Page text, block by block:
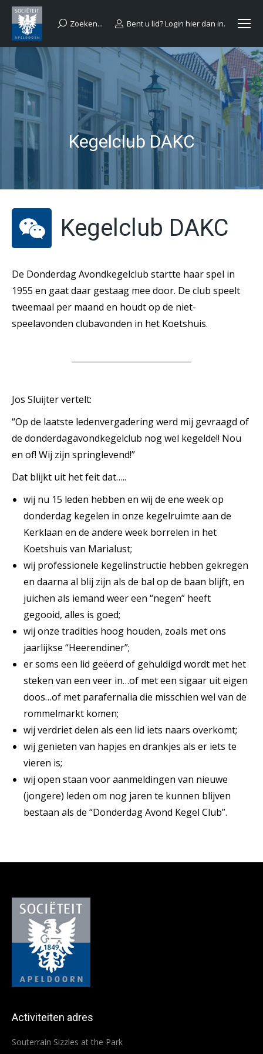
Search:
Zoeken... Bent u lid? Login hier dan in.
Kegelclub DAKC
Kegelclub DAKC
De Donderdag Avondkegelclub startte haar spel in
1955 en gaat daar gestaag mee door. De club speelt
tweemaal per maand en houdt op de niet-
speelavonden clubavonden in het Koetshuis.
Jos Sluijter vertelt:
“Op de laatste ledenvergadering werd mij gevraagd of
de donderdagavondkegelclub nog wel kegelde!! Nou
en of! Wij zijn springlevend!”
Dat blijkt uit het feit dat…..
wij nu 15 leden hebben en wij de ene week op
donderdag kegelen in onze kegelruimte aan de
Kerklaan en de andere week borrelen in het
Koetshuis van Marialust;
wij professionele kegelinstructie hebben gekregen
en daarna al blij zijn als de bal op de baan blijft, en
juichen als iemand weer een “negen” heeft
gegooid, alles is goed;
wij onze tradities hoog houden, zoals met ons
jaarlijkse “Heerendiner”;
er soms een lid geëerd of gehuldigd wordt met het
steken van een veer in…of met een sigaar uit eigen
doos…of met parafernalia die misschien wel van de
rommelmarkt komen;
wij verdriet delen als een lid iets naars overkomt;
wij genieten van hapjes en drankjes als er iets te
vieren is;
wij open staan voor aanmeldingen van nieuwe
(jongere) leden om nog jaren te kunnen blijven
bestaan als de “Donderdag Avond Kegel Club”.
Activiteiten adres
Souterrain Sizzles at the Park